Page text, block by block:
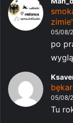
05/08/
po
05/08/
Tu